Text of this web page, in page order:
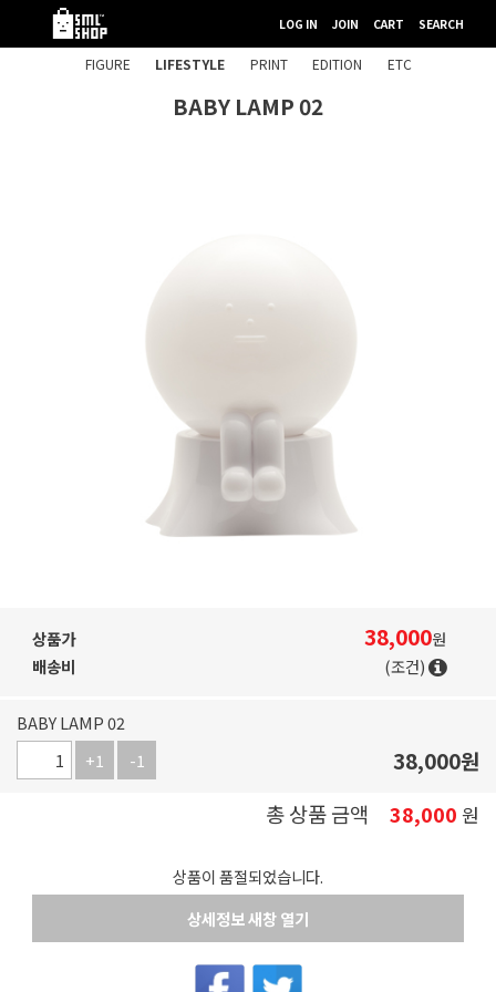
LOG IN JOIN CART SEARCH
FIGURE LIFESTYLE PRINT EDITION ETC
BABY LAMP 02
상품가 38,000원
배송비
(조건)
BABY LAMP 02
+1
-1 38,000원
총 상품 금액
38,000 원
상품이 품절되었습니다.
상세정보 새창 열기